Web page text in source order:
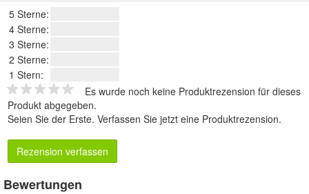
5 Sterne:
4 Sterne:
3 Sterne:
2 Sterne:
1 Stern:
Es wurde noch keine Produktrezension für dieses
Produkt abgegeben.
Seien Sie der Erste. Verfassen Sie jetzt eine Produktrezension.
Rezension verfassen
Bewertungen